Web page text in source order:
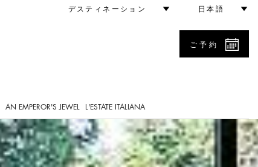
デスティネーション 日本語
ご予約
AN EMPEROR'S JEWEL L'ESTATE ITALIANA